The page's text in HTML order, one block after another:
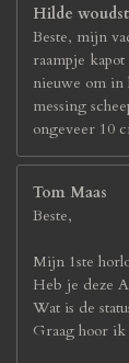
Hilde
Beste, mijn
raampje
nieuwe om in
messing
ongeveer 10
Tom Maas
Beste,
Mijn 1ste
Heb je deze
Wat is de
Graag hoor ik